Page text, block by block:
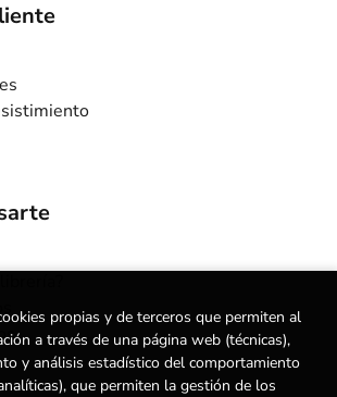
propias y de terceros que permiten al
a través de una página web (técnicas),
y análisis estadístico del comportamiento
que permiten la gestión de los